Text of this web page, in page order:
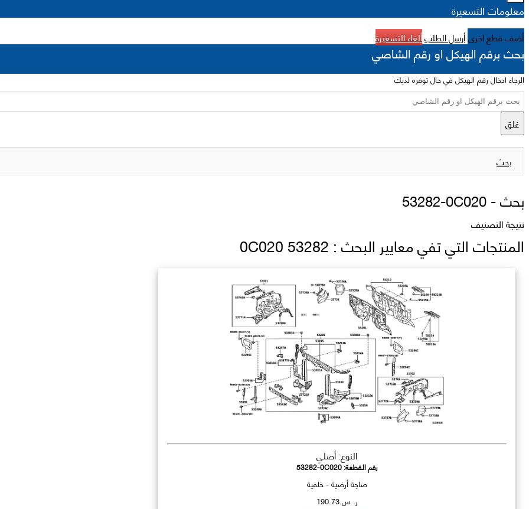
معلومات التسعيرة
أضف قطع اخرىأرسل الطلبألغاء التسعيرة
بحث برقم الهيكل او رقم الشاصي
الرجاء ادخال رقم الهيكل في حال توفره لديك
غلق
بحث
بحث -53282-0C020
نتيجة التصنيف
المنتجات التي تفي معايير البحث : 53282 0C020
النوع: أصلي
رقم القطعة:53282-0C020
صاجة أرضية - خلفية
ر. س.190.73